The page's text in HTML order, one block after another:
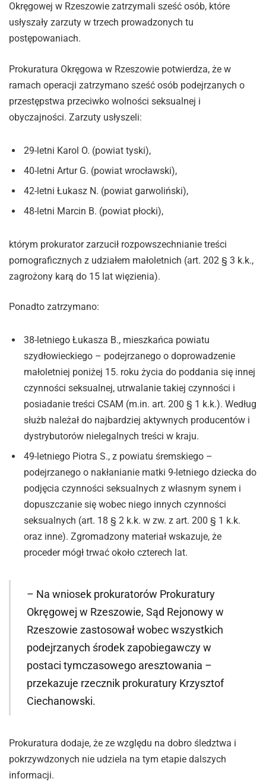
Okręgowej w Rzeszowie zatrzymali sześć osób, które
usłyszały zarzuty w trzech prowadzonych tu
postępowaniach.
Prokuratura Okręgowa w Rzeszowie potwierdza, że w
ramach operacji zatrzymano sześć osób podejrzanych o
przestępstwa przeciwko wolności seksualnej i
obyczajności. Zarzuty usłyszeli:
29-letni Karol O. (powiat tyski),
40-letni Artur G. (powiat wrocławski),
42-letni Łukasz N. (powiat garwoliński),
48-letni Marcin B. (powiat płocki),
którym prokurator zarzucił rozpowszechnianie treści
pornograficznych z udziałem małoletnich (art. 202 § 3 k.k.,
zagrożony karą do 15 lat więzienia).
Ponadto zatrzymano:
38-letniego Łukasza B., mieszkańca powiatu
szydłowieckiego – podejrzanego o doprowadzenie
małoletniej poniżej 15. roku życia do poddania się innej
czynności seksualnej, utrwalanie takiej czynności i
posiadanie treści CSAM (m.in. art. 200 § 1 k.k.). Według
służb należał do najbardziej aktywnych producentów i
dystrybutorów nielegalnych treści w kraju.
49-letniego Piotra S., z powiatu śremskiego –
podejrzanego o nakłanianie matki 9-letniego dziecka do
podjęcia czynności seksualnych z własnym synem i
dopuszczanie się wobec niego innych czynności
seksualnych (art. 18 § 2 k.k. w zw. z art. 200 § 1 k.k.
oraz inne). Zgromadzony materiał wskazuje, że
proceder mógł trwać około czterech lat.
– Na wniosek prokuratorów Prokuratury
Okręgowej w Rzeszowie, Sąd Rejonowy w
Rzeszowie zastosował wobec wszystkich
podejrzanych środek zapobiegawczy w
postaci tymczasowego aresztowania –
przekazuje rzecznik prokuratury Krzysztof
Ciechanowski.
Prokuratura dodaje, że ze względu na dobro śledztwa i
pokrzywdzonych nie udziela na tym etapie dalszych
informacji.